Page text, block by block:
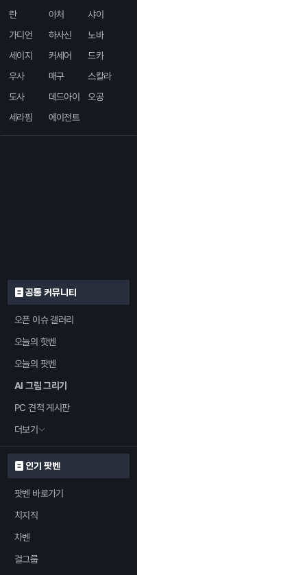
란
아처
샤이
가디언
하사신
노바
세이지
커세어
드카
우사
매구
스칼라
도사
데드아이
오공
세라핌
에이전트
공통 커뮤니티
오픈 이슈 갤러리
오늘의 핫벤
오늘의 팟벤
AI 그림 그리기
PC 견적 게시판
더보기
인기 팟벤
팟벤 바로가기
치지직
차벤
걸그룹